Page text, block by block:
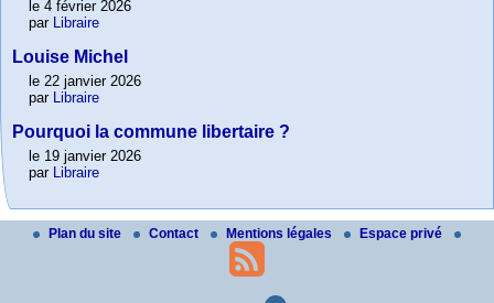
le 4 février 2026
par Libraire
Louise Michel
le 22 janvier 2026
par Libraire
Pourquoi la commune libertaire ?
le 19 janvier 2026
par Libraire
Plan du site Contact Mentions légales Espace privé